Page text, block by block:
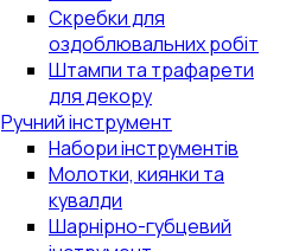
Скребки для
оздоблювальних робіт
Штампи та трафарети
для декору
Ручний інструмент
Набори інструментів
Молотки, киянки та
кувалди
Шарнірно-губцевий